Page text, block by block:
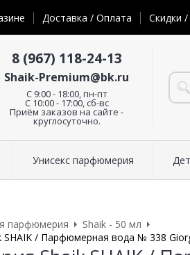
Доставка / Оплата Скидки
8 (967) 118-24-13
Shaik-Premium@bk.ru
C 9:00 - 18:00, пн-пт
С 10:00 - 17:00, сб-вс
Приём заказов на сайте -
круглосуточно.
Унисекс парфюмерия
парфюмерия
Shaik - 50 мл
/ Парфюмерная вода № 338